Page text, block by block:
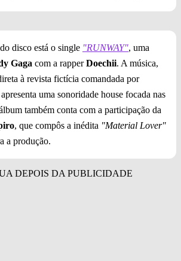
disco está o single "RUNWAY", uma
Gaga com a rapperDoechii. A música,
à revista fictícia comandada por
apresenta uma sonoridade house focada nas
também conta com a participação da
, que compôs a inédita "Material Lover"
a produção.